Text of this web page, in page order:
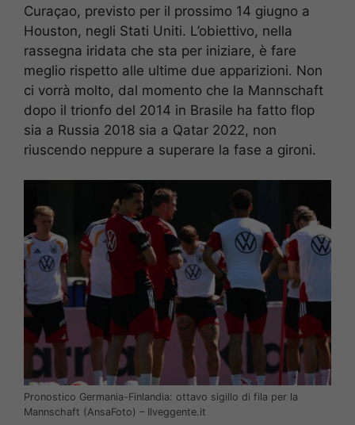
Curaçao, previsto per il prossimo 14 giugno a
Houston, negli Stati Uniti. L’obiettivo, nella
rassegna iridata che sta per iniziare, è fare
meglio rispetto alle ultime due apparizioni. Non
ci vorrà molto, dal momento che la Mannschaft
dopo il trionfo del 2014 in Brasile ha fatto flop
sia a Russia 2018 sia a Qatar 2022, non
riuscendo neppure a superare la fase a gironi.
Pronostico Germania-Finlandia: ottavo sigillo di fila per la
Mannschaft (AnsaFoto) – Ilveggente.it